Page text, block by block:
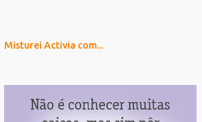
Misturei Activia com...